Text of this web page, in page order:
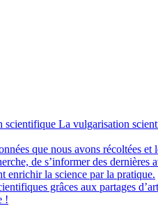
scientifique La vulgarisation
que nous avons récoltées
de s’informer des dernières
enrichir la science par la pratique.
grâces aux partages
!